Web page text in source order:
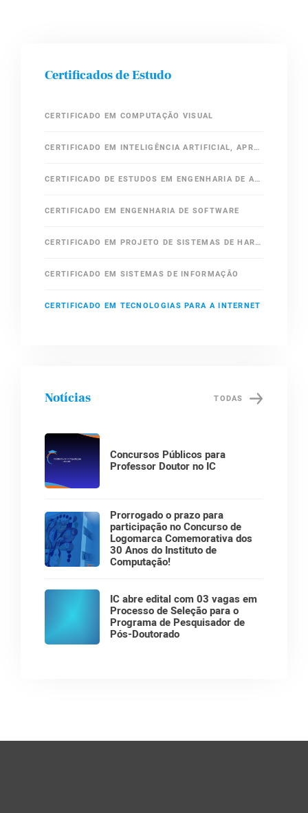
Certificados de Estudo
CERTIFICADO EM COMPUTAÇÃO VISUAL
CERTIFICADO EM INTELIGÊNCIA ARTIFICIAL, APRENDIZADO DE MÁQUINA E CIÊNCIA DE DADOS
CERTIFICADO DE ESTUDOS EM ENGENHARIA DE ALGORITMOS
CERTIFICADO EM ENGENHARIA DE SOFTWARE
CERTIFICADO EM PROJETO DE SISTEMAS DE HARDWARE DEDICADOS
CERTIFICADO EM SISTEMAS DE INFORMAÇÃO
CERTIFICADO EM TECNOLOGIAS PARA A INTERNET
Notícias TODAS
Concursos Públicos para
Professor Doutor no IC
Prorrogado o prazo para
participação no Concurso de
Logomarca Comemorativa dos
30 Anos do Instituto de
Computação!
IC abre edital com 03 vagas em
Processo de Seleção para o
Programa de Pesquisador de
Pós-Doutorado